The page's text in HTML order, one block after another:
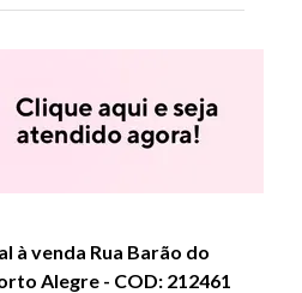
à venda Rua Barão do
Alegre - COD: 212461